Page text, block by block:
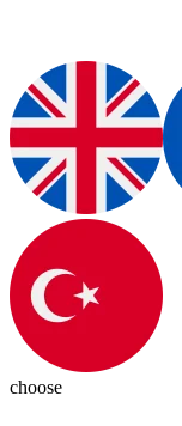
choose